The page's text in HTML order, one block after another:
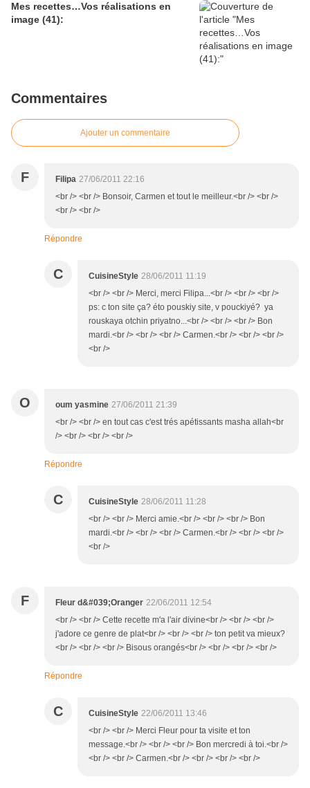
Mes recettes…Vos réalisations en
image (41):
Commentaires
Ajouter un commentaire
F Filipa 27/06/2011 22:16
<br /> <br /> Bonsoir, Carmen et tout le meilleur.<br /> <br />
<br /> <br />
Répondre
C CuisineStyle 28/06/2011 11:19
<br /> <br /> Merci, merci Filipa...<br /> <br /> <br />
ps: c ton site ça? éto pouskiy site, v pouckiyé? ya
rouskaya otchin priyatno...<br /> <br /> <br /> Bon
mardi.<br /> <br /> <br /> Carmen.<br /> <br /> <br />
<br />
O oum yasmine 27/06/2011 21:39
<br /> <br /> en tout cas c'est trés apétissants masha allah<br
/> <br /> <br /> <br />
Répondre
C CuisineStyle 28/06/2011 11:28
<br /> <br /> Merci amie.<br /> <br /> <br /> Bon
mardi.<br /> <br /> <br /> Carmen.<br /> <br /> <br />
<br />
F Fleur d&#039;Oranger 22/06/2011 12:54
<br /> <br /> Cette recette m'a l'air divine<br /> <br /> <br />
j'adore ce genre de plat<br /> <br /> <br /> ton petit va mieux?
<br /> <br /> <br /> Bisous orangés<br /> <br /> <br /> <br />
Répondre
C CuisineStyle 22/06/2011 13:46
<br /> <br /> Merci Fleur pour ta visite et ton
message.<br /> <br /> <br /> Bon mercredi à toi.<br />
<br /> <br /> Carmen.<br /> <br /> <br /> <br />